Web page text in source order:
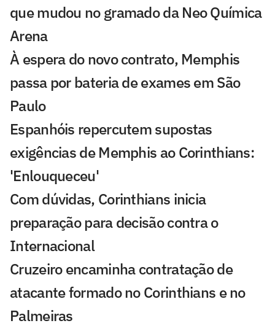
que mudou no gramado da Neo Química
Arena
À espera do novo contrato, Memphis
passa por bateria de exames em São
Paulo
Espanhóis repercutem supostas
exigências de Memphis ao Corinthians:
'Enlouqueceu'
Com dúvidas, Corinthians inicia
preparação para decisão contra o
Internacional
Cruzeiro encaminha contratação de
atacante formado no Corinthians e no
Palmeiras